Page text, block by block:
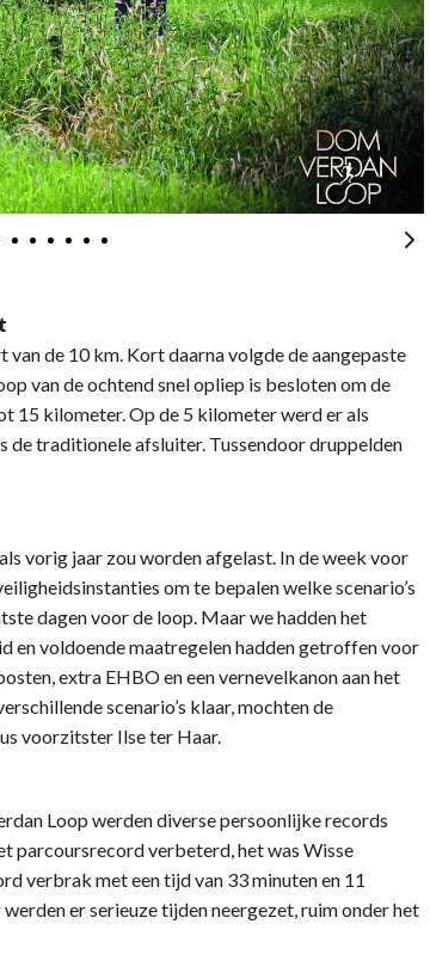
de 10 km. Kort daarna volgde de aangepaste
van de ochtend snel opliep is besloten om de
15 kilometer. Op de 5 kilometer werd er als
de traditionele afsluiter. Tussendoor druppelden
vorig jaar zou worden afgelast. In de week voor
om te bepalen welke scenario’s
dagen voor de loop. Maar we hadden het
en voldoende maatregelen hadden getroffen voor
extra EHBO en een vernevelkanon aan het
scenario’s klaar, mochten de
voorzitster Ilse ter Haar.
Loop werden diverse persoonlijke records
parcoursrecord verbeterd, het was Wisse
verbrak met een tijd van 33 minuten en 11
er serieuze tijden neergezet, ruim onder het